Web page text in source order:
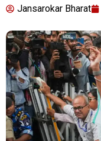
Jansarokar Bharat